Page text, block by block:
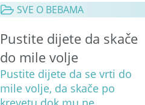
SVE O BEBAMA
Pustite dijete da skače
do mile volje
Pustite dijete da se vrti do
mile volje, da skače po